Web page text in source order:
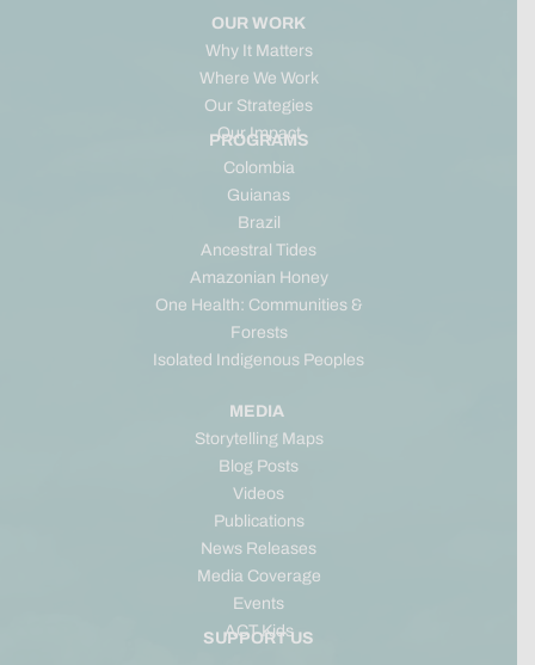
OUR WORK
Why It Matters
Where We Work
Our Strategies
Our Impact
PROGRAMS
Colombia
Guianas
Brazil
Ancestral Tides
Amazonian Honey
One Health: Communities &
Forests
Isolated Indigenous Peoples
MEDIA
Storytelling Maps
Blog Posts
Videos
Publications
News Releases
Media Coverage
Events
ACT Kids
SUPPORT US